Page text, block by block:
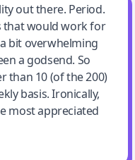
out there. Period.
that would work for
bit overwhelming
a godsend. So
than 10 (of the 200)
basis. Ironically,
most appreciated